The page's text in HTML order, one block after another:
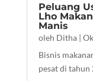
Peluang
Lho
Manis
oleh Ditha|
Bisnis
pesat di tahun